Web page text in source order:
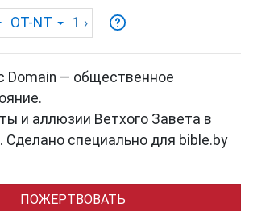
OT-NT 1 ›
Domain — общественное
и аллюзии Ветхого Завета в
Сделано специально для bible.by
ПОЖЕРТВОВАТЬ